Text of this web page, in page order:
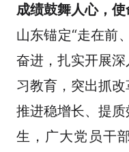
成绩鼓舞人心，
山东锚定“走在前
奋进，扎实开展
习教育，突出抓
推进稳增长、提
生，广大党员干